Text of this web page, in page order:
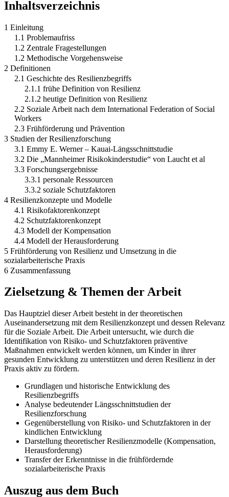
Inhaltsverzeichnis
1 Einleitung
1.1 Problemaufriss
1.2 Zentrale Fragestellungen
1.2 Methodische Vorgehensweise
2 Definitionen
2.1 Geschichte des Resilienzbegriffs
2.1.1 frühe Definition von Resilienz
2.1.2 heutige Definition von Resilienz
2.2 Soziale Arbeit nach dem International Federation of Social
Workers
2.3 Frühförderung und Prävention
3 Studien der Resilienzforschung
3.1 Emmy E. Werner – Kauai-Längsschnittstudie
3.2 Die „Mannheimer Risikokinderstudie“ von Laucht et al
3.3 Forschungsergebnisse
3.3.1 personale Ressourcen
3.3.2 soziale Schutzfaktoren
4 Resilienzkonzepte und Modelle
4.1 Risikofaktorenkonzept
4.2 Schutzfaktorenkonzept
4.3 Modell der Kompensation
4.4 Modell der Herausforderung
5 Frühförderung von Resilienz und Umsetzung in die
sozialarbeiterische Praxis
6 Zusammenfassung
Zielsetzung & Themen der Arbeit
Das Hauptziel dieser Arbeit besteht in der theoretischen
Auseinandersetzung mit dem Resilienzkonzept und dessen Relevanz
für die Soziale Arbeit. Die Arbeit untersucht, wie durch die
Identifikation von Risiko- und Schutzfaktoren präventive
Maßnahmen entwickelt werden können, um Kinder in ihrer
gesunden Entwicklung zu unterstützen und deren Resilienz in der
Praxis aktiv zu fördern.
Grundlagen und historische Entwicklung des
Resilienzbegriffs
Analyse bedeutender Längsschnittstudien der
Resilienzforschung
Gegenüberstellung von Risiko- und Schutzfaktoren in der
kindlichen Entwicklung
Darstellung theoretischer Resilienzmodelle (Kompensation,
Herausforderung)
Transfer der Erkenntnisse in die frühfördernde
sozialarbeiterische Praxis
Auszug aus dem Buch